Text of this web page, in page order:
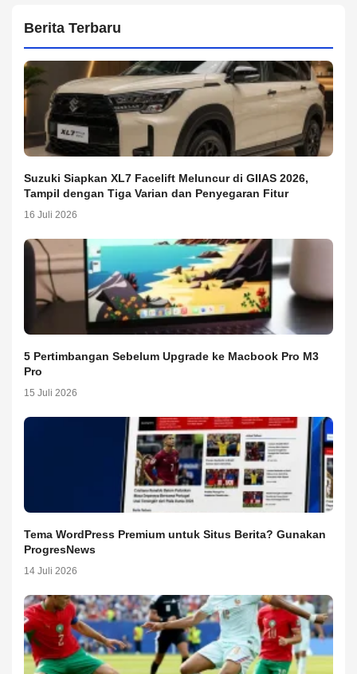
Berita Terbaru
Suzuki Siapkan XL7 Facelift Meluncur di GIIAS 2026,
Tampil dengan Tiga Varian dan Penyegaran Fitur
16 Juli 2026
5 Pertimbangan Sebelum Upgrade ke Macbook Pro M3
Pro
15 Juli 2026
Tema WordPress Premium untuk Situs Berita? Gunakan
ProgresNews
14 Juli 2026